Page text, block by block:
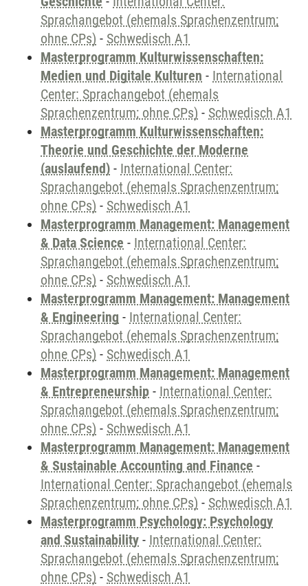
Sprachangebot (ehemals Sprachenzentrum;
ohne CPs) - Schwedisch A1
Masterprogramm Kulturwissenschaften:
Medien und Digitale Kulturen - International
Center: Sprachangebot (ehemals
Sprachenzentrum; ohne CPs) - Schwedisch A1
Masterprogramm Kulturwissenschaften:
Theorie und Geschichte der Moderne
(auslaufend) - International Center:
Sprachangebot (ehemals Sprachenzentrum;
ohne CPs) - Schwedisch A1
Masterprogramm Management: Management
& Data Science - International Center:
Sprachangebot (ehemals Sprachenzentrum;
ohne CPs) - Schwedisch A1
Masterprogramm Management: Management
& Engineering - International Center:
Sprachangebot (ehemals Sprachenzentrum;
ohne CPs) - Schwedisch A1
Masterprogramm Management: Management
& Entrepreneurship - International Center:
Sprachangebot (ehemals Sprachenzentrum;
ohne CPs) - Schwedisch A1
Masterprogramm Management: Management
& Sustainable Accounting and Finance -
International Center: Sprachangebot (ehemals
Sprachenzentrum; ohne CPs) - Schwedisch A1
Masterprogramm Psychology: Psychology
and Sustainability - International Center:
Sprachangebot (ehemals Sprachenzentrum;
ohne CPs) - Schwedisch A1